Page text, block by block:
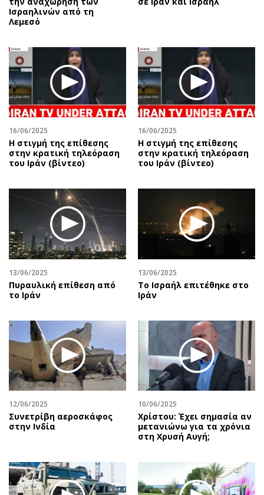
Ισραηλινών από τη
Λεμεσό
16/06/2025
Η στιγμή της επίθεσης
στην κρατική τηλεόραση
του Ιράν (βίντεο)
16/06/2025
Η στιγμή της επίθεσης
στην κρατική τηλεόραση
του Ιράν (βίντεο)
13/06/2025
Πυραυλική επίθεση από
το Ιράν
13/06/2025
To Ισραήλ επιτέθηκε στο
Ιράν
12/06/2025
Συνετρίβη αεροσκάφος
στην Ινδία
10/06/2025
Χρίστου: Έχει σημασία αν
μετανιώνω για τα χρόνια
στη Χρυσή Αυγή;